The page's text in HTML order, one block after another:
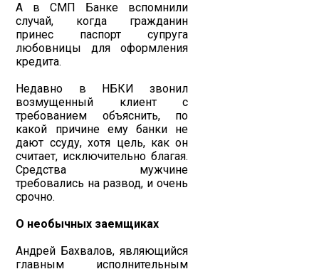
А в СМП Банке вспомнили
случай, когда гражданин
принес паспорт супруга
любовницы для оформления
кредита.
Недавно в НБКИ звонил
возмущенный клиент с
требованием объяснить, по
какой причине ему банки не
дают ссуду, хотя цель, как он
считает, исключительно благая.
Средства мужчине
требовались на развод, и очень
срочно.
О необычных заемщиках
Андрей Бахвалов, являющийся
главным исполнительным